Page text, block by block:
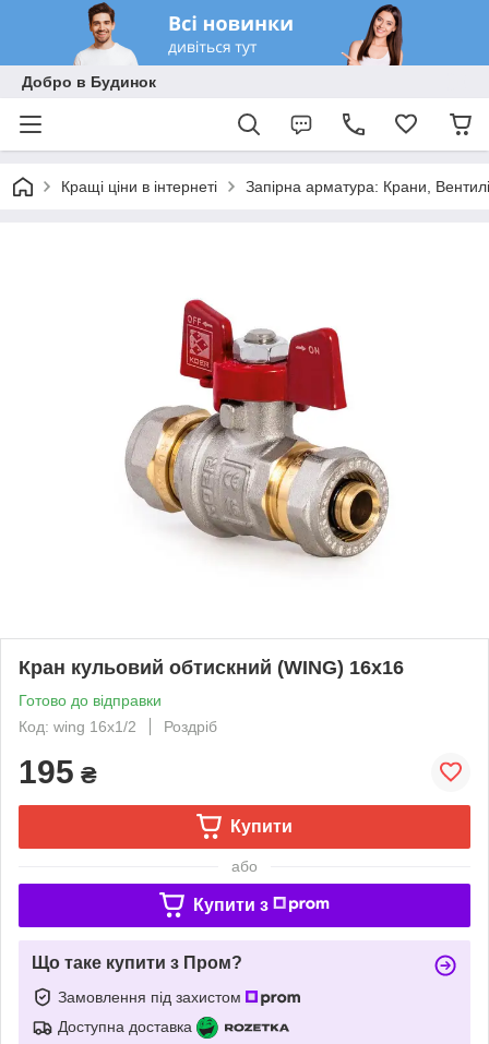
Добро в Будинок
Кращі ціни в інтернеті Запірна арматура: Крани,
Кран кульовий обтискний (WING) 16х16
Готово до відправки
Код: wing 16x1/2
Роздріб
195 ₴
Купити
або
Купити з
Що таке купити з Пром?
Замовлення під захистом
Доступна доставка